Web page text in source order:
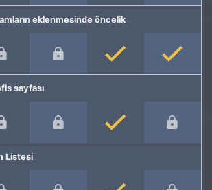
eklenmesinde öncelik
sayfası
Listesi